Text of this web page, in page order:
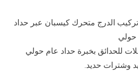
تركيب الدرج متحرك كيسبان عبر حداد
حولي
للحدائق بخبرة حداد عام حولي
وشترات حديد.